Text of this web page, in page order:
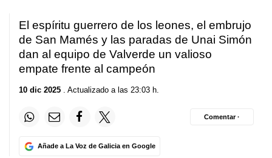
El espíritu guerrero de los leones, el embrujo
de San Mamés y las paradas de Unai Simón
dan al equipo de Valverde un valioso
empate frente al campeón
10 dic 2025 . Actualizado a las 23:03 h.
Añade a La Voz de Galicia en Google
Comentar ·